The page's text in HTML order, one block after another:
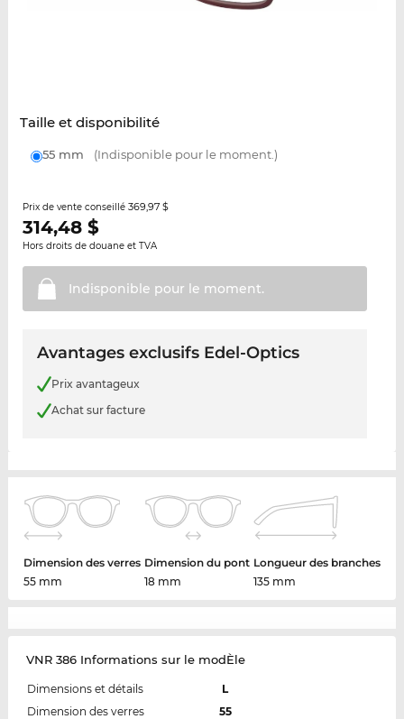
Taille et disponibilité
55 mm (Indisponible pour le moment.)
Prix de vente conseillé 369,97 $
314,48$
Hors droits de douane et TVA
Indisponible pour le moment.
Avantages exclusifs Edel-Optics
Prix avantageux
Achat sur facture
Dimension des verres
55 mm
Dimension du pont
18 mm
Longueur des branches
135 mm
VNR 386 Informations sur le modÈle
Dimensions et détails
L
Dimension des verres
55